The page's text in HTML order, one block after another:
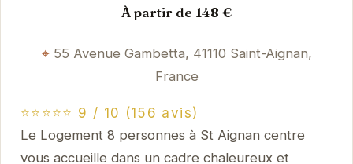
À partir de 148 €
55 Avenue Gambetta, 41110 Saint-Aignan,
France
⭐⭐⭐⭐⭐ 9 / 10 (156 avis)
Le Logement 8 personnes à St Aignan centre
vous accueille dans un cadre chaleureux et